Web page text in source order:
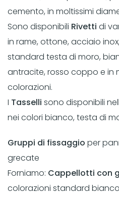
cemento, in moltissimi
Sono disponibili Rivetti di
in rame, ottone, acciaio
standard testa di moro,
antracite, rosso coppo e in
colorazioni.
I Tasselli sono disponibili
nei colori bianco, testa di
Gruppi di fissaggio per
grecate
Forniamo: Cappellotti con
colorazioni standard